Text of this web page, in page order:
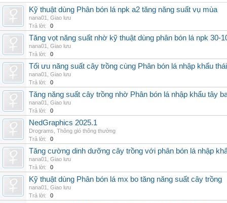
Kỹ thuật dùng Phân bón lá npk a2 tăng năng suất vụ mùa
nana01
Giao lưu
Trả lời:
0
Tăng vọt năng suất nhờ kỹ thuật dùng phân bón lá npk 30-
nana01
Giao lưu
Trả lời:
0
Tối ưu năng suất cây trồng cùng Phân bón lá nhập khẩu
nana01
Giao lưu
Trả lời:
0
Tăng năng suất cây trồng nhờ Phân bón lá nhập khẩu tây
nana01
Giao lưu
Trả lời:
0
NedGraphics 2025.1
Drograms Thông gió thông thường
Trả lời:
0
Tăng cường dinh dưỡng cây trồng với phân bón lá nhập
nana01
Giao lưu
Trả lời:
0
Kỹ thuật dùng Phân bón lá mx bo tăng năng suất cây trồng
nana01
Giao lưu
Trả lời:
0